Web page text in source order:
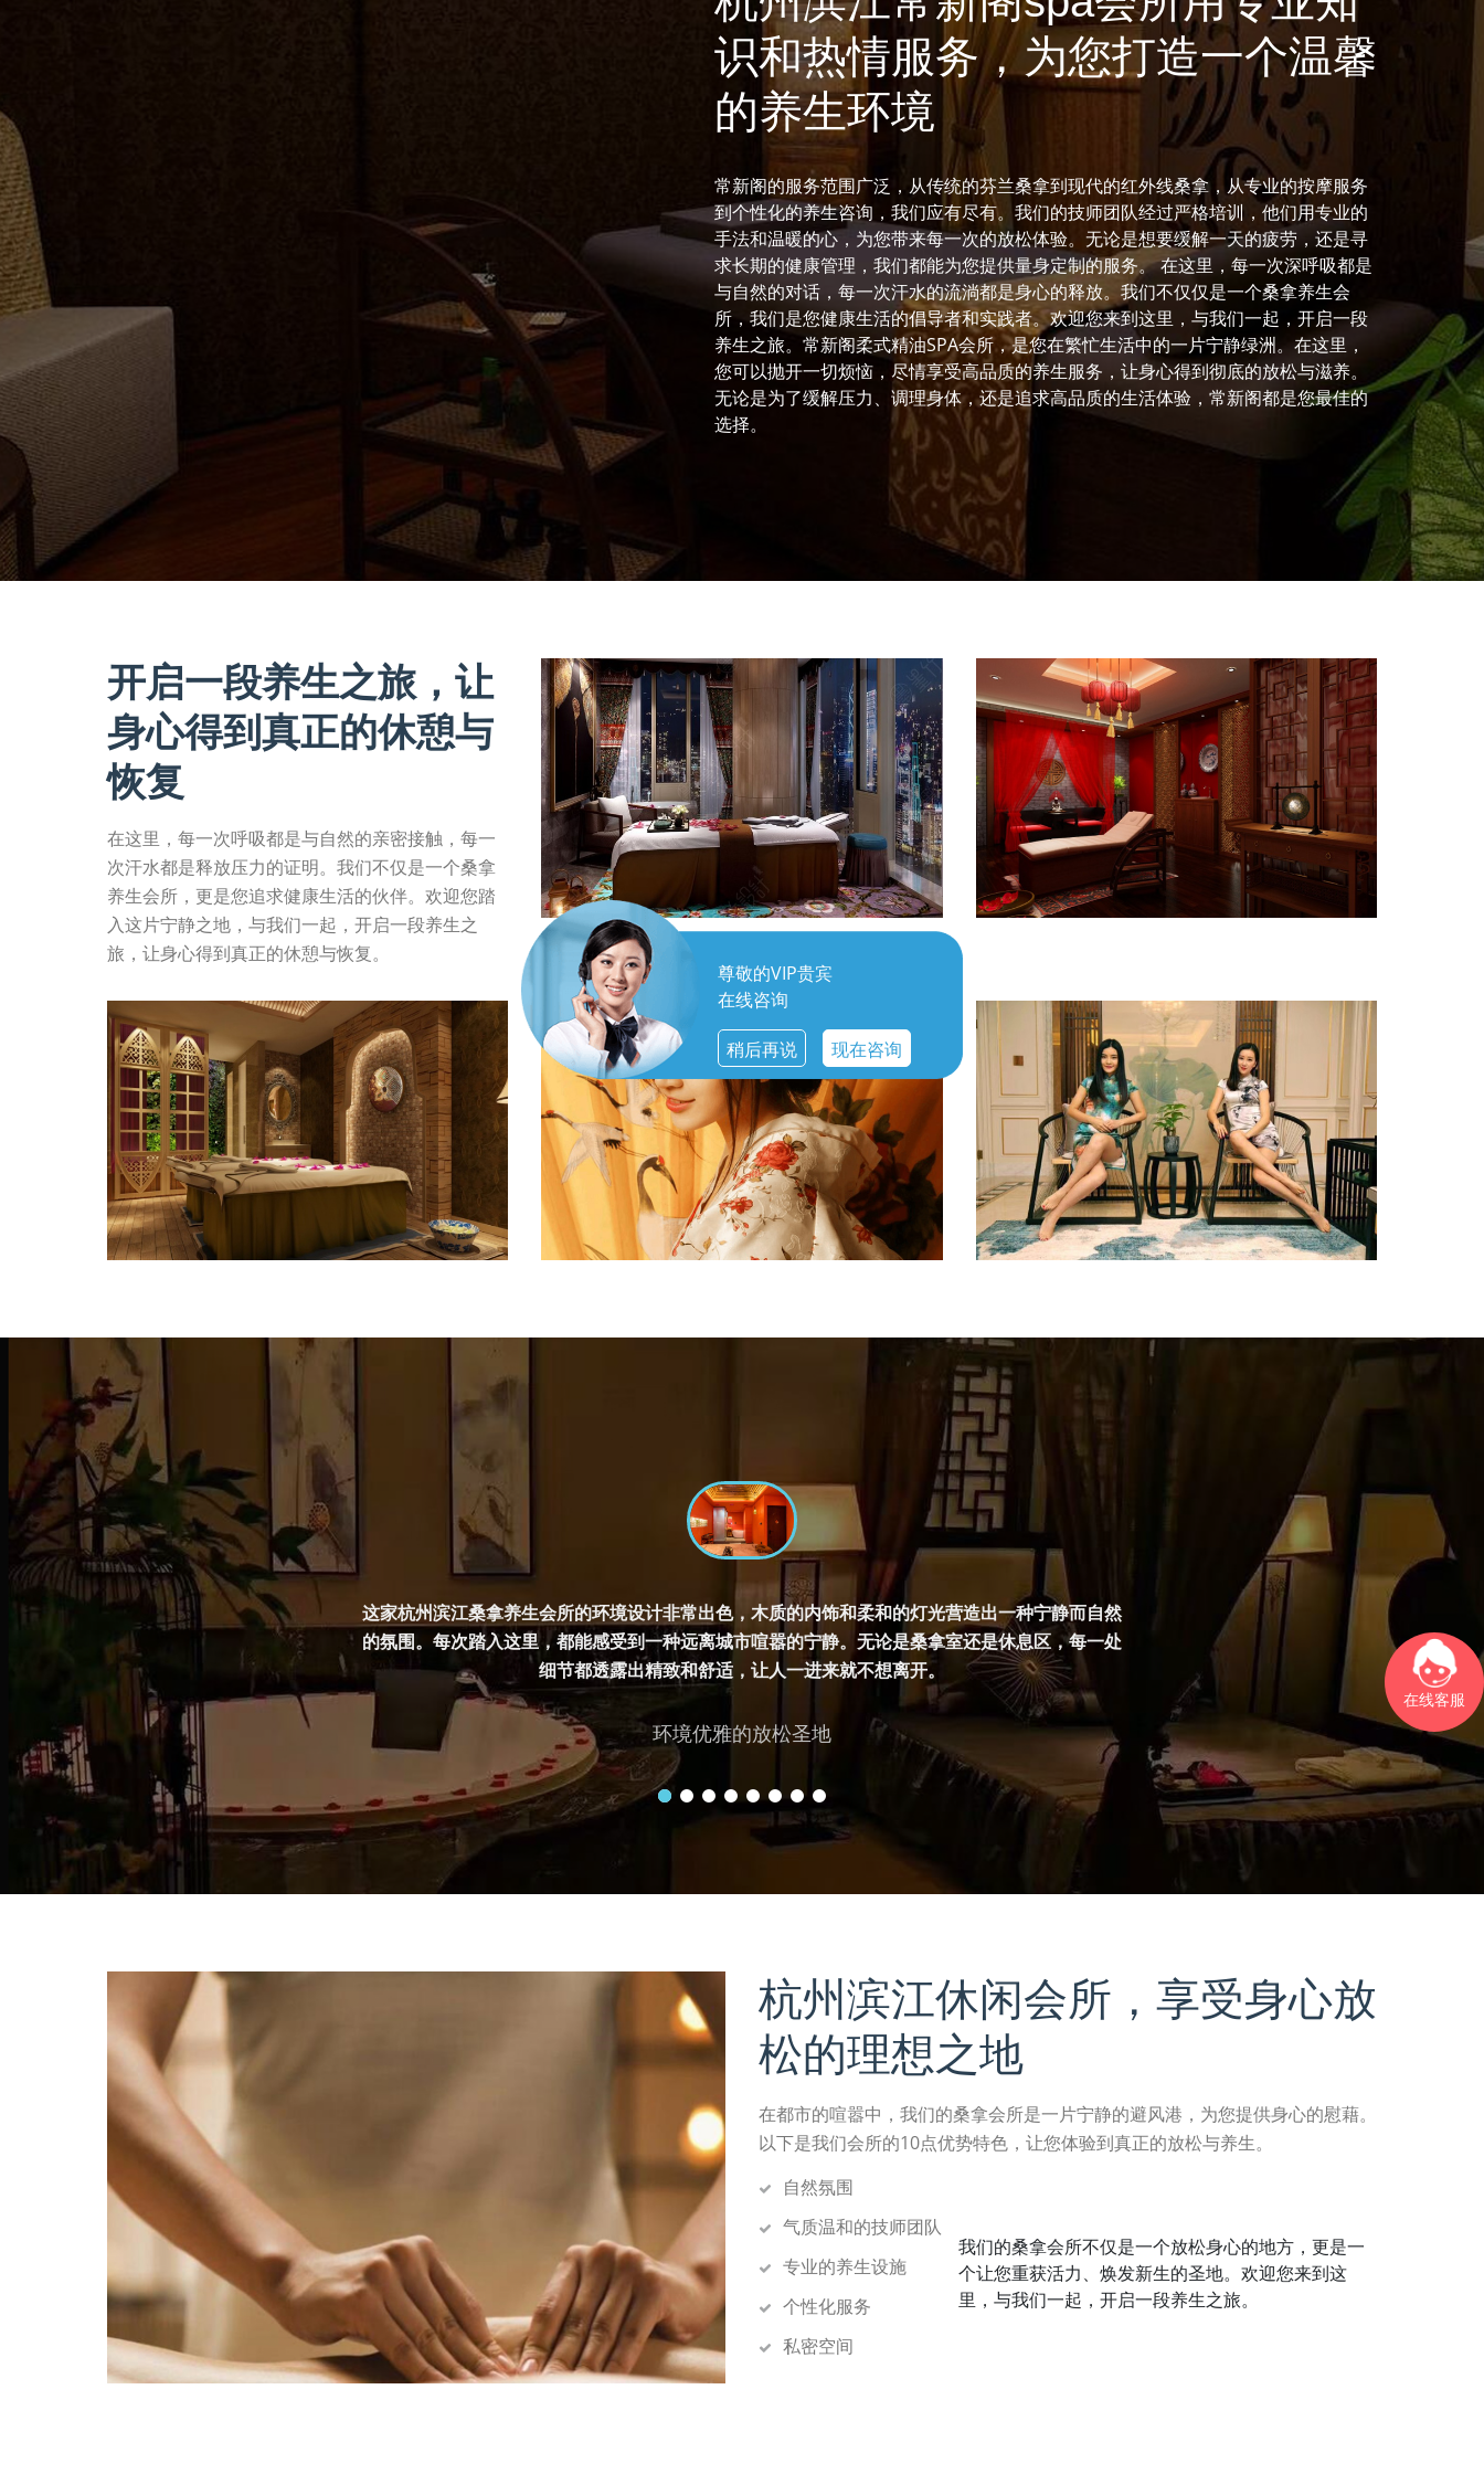
尊敬的VIP贵宾
在线咨询
稍后再说 现在咨询
在线客服
识和热情服务，为您打造一个温馨
的养生环境
常新阁的服务范围广泛，从传统的芬兰桑拿到现代的红外线桑拿，从专业的按摩服务
到个性化的养生咨询，我们应有尽有。我们的技师团队经过严格培训，他们用专业的
手法和温暖的心，为您带来每一次的放松体验。无论是想要缓解一天的疲劳，还是寻
求长期的健康管理，我们都能为您提供量身定制的服务。 在这里，每一次深呼吸都是
与自然的对话，每一次汗水的流淌都是身心的释放。我们不仅仅是一个桑拿养生会
所，我们是您健康生活的倡导者和实践者。欢迎您来到这里，与我们一起，开启一段
养生之旅。常新阁柔式精油SPA会所，是您在繁忙生活中的一片宁静绿洲。在这里，
您可以抛开一切烦恼，尽情享受高品质的养生服务，让身心得到彻底的放松与滋养。
无论是为了缓解压力、调理身体，还是追求高品质的生活体验，常新阁都是您最佳的
选择。
开启一段养生之旅，让
身心得到真正的休憩与
恢复
在这里，每一次呼吸都是与自然的亲密接触，每一
次汗水都是释放压力的证明。我们不仅是一个桑拿
养生会所，更是您追求健康生活的伙伴。欢迎您踏
入这片宁静之地，与我们一起，开启一段养生之
旅，让身心得到真正的休憩与恢复。
这家杭州滨江桑拿养生会所的环境设计非常出色，木质的内饰和柔和的灯光营造出一种宁静而自然
的氛围。每次踏入这里，都能感受到一种远离城市喧嚣的宁静。无论是桑拿室还是休息区，每一处
细节都透露出精致和舒适，让人一进来就不想离开。
环境优雅的放松圣地
杭州滨江休闲会所，享受身心放
松的理想之地
在都市的喧嚣中，我们的桑拿会所是一片宁静的避风港，为您提供身心的慰藉。
以下是我们会所的10点优势特色，让您体验到真正的放松与养生。
自然氛围
气质温和的技师团队
专业的养生设施
个性化服务
私密空间
我们的桑拿会所不仅是一个放松身心的地方，更是一
个让您重获活力、焕发新生的圣地。欢迎您来到这
里，与我们一起，开启一段养生之旅。